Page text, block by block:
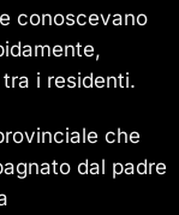
conoscevano
i residenti.
che
dal padre